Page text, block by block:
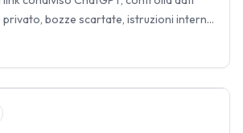
bozze scartate, istruzioni interne